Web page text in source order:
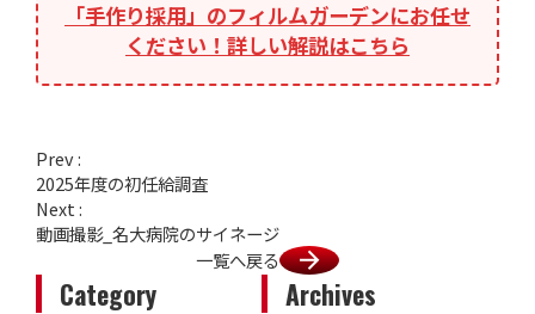
Category Archives
「手作り採用」のフィルムガーデンにお任せ
ください！詳しい解説はこちら
Prev :
2025年度の初任給調査
一覧へ戻る
Next :
動画撮影_名大病院のサイネージ